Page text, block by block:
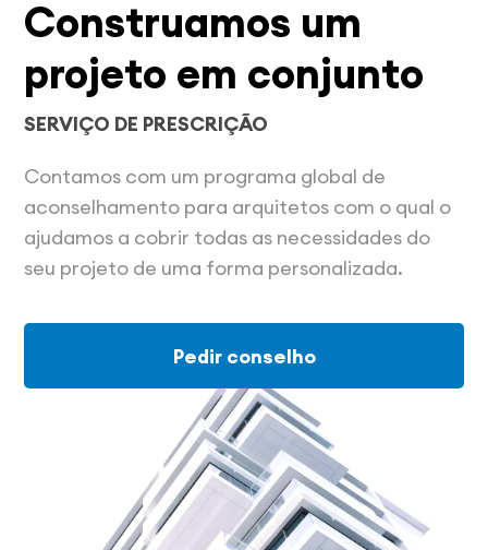
Construamos um
projeto em conjunto
SERVIÇO DE PRESCRIÇÃO
Contamos com um programa global de
aconselhamento para arquitetos com o qual o
ajudamos a cobrir todas as necessidades do
seu projeto de uma forma personalizada.
Pedir conselho